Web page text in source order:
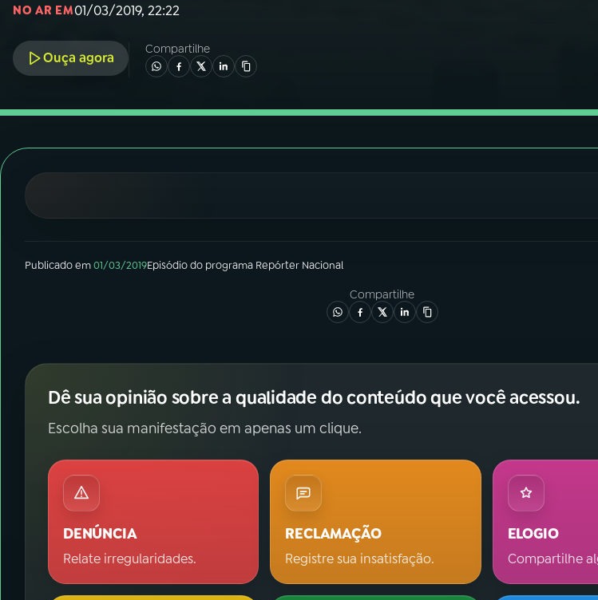
05PODCASTS
TikTok
NO AR EM01/03/2019, 22:22
Ouça agora
Compartilhe
Publicado em01/03/2019Episódiodo programa Repórter Nacional
Compartilhe
Dê sua opinião sobre a qualidade do conteúdo que você acessou.
Escolha sua manifestação em apenas um clique.
DENÚNCIA
Relate irregularidades.
RECLAMAÇÃO
Registre sua insatisfação.
ELOGIO
Compartilhe